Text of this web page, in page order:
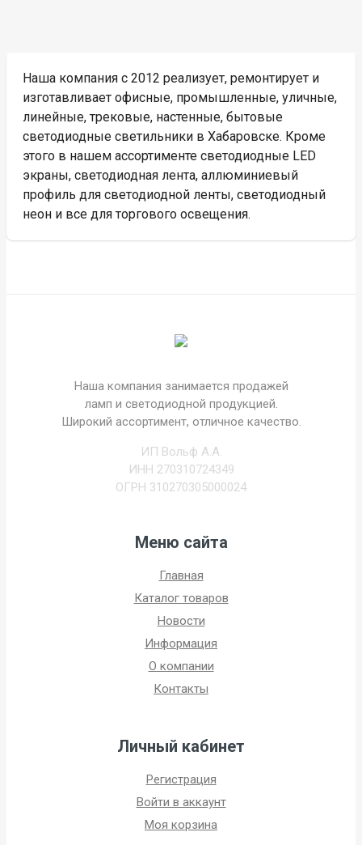
Наша компания с 2012 реализует, ремонтирует и
изготавливает офисные, промышленные, уличные,
линейные, трековые, настенные, бытовые
светодиодные светильники в Хабаровске. Кроме
этого в нашем ассортименте светодиодные LED
экраны, светодиодная лента, аллюминиевый
профиль для светодиодной ленты, светодиодный
неон и все для торгового освещения.
Наша компания занимается продажей
ламп и светодиодной продукцией.
Широкий ассортимент, отличное качество.
ИП Вольф А.А.
ИНН 270310724349
ОГРН 310270305000024
Меню сайта
Главная
Каталог товаров
Новости
Информация
О компании
Контакты
Личный кабинет
Регистрация
Войти в аккаунт
Моя корзина